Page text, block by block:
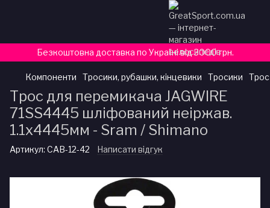
Безкоштовна доставка по Україні від 3000 грн.
Компоненти Тросики, рубашки, кінцевики Тросики
Трос для перемикача JAGWIRE
71SS4445 шліфований неіржав.
1.1х4445мм - Sram / Shimano
Артикул: CAB-12-42 Написати відгук